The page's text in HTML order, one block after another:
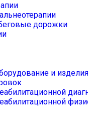
дорожки
и изделия